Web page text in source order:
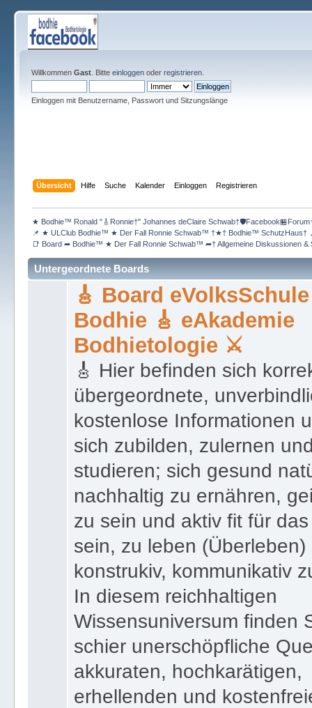
Willkommen Gast. Bitte einloggenoder registrieren.
Einloggen mit Benutzername, Passwort und Sitzungslänge
Übersicht Hilfe Suche Kalender Einloggen Registrieren
★ Bodhie™ Ronald "🎸Ronnie†" Johannes deClaire
📌 ★ ULClub Bodhie™ ★ Der Fall Ronnie Schwab™ †★† Bodhie™ SchutzHaus†
📑 Board ➦ Bodhie™ ★ Der Fall Ronnie Schwab™ ➦† Allgemeine Diskussionen &
Untergeordnete Boards
🎸 Board
Bodhie 🎸 eAkademie
Bodhietologie ⚔
🎸 Hier befinden sich
übergeordnete,
kostenlose Informationen
sich zubilden, zulernen
studieren; sich gesund
nachhaltig zu ernähren,
zu sein und aktiv fit für
sein, zu leben
konstrukiv, kommunikativ
In diesem reichhaltigen
Wissensuniversum finden
schier unerschöpfliche
akkuraten, hochkarätigen,
erhellenden und